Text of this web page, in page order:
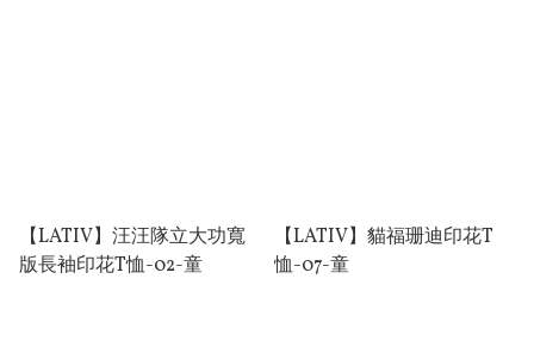
【LATIV】汪汪隊⽴⼤功寬
版⻑袖印花T恤-02-童
【LATIV】貓福珊迪印花T
恤-07-童